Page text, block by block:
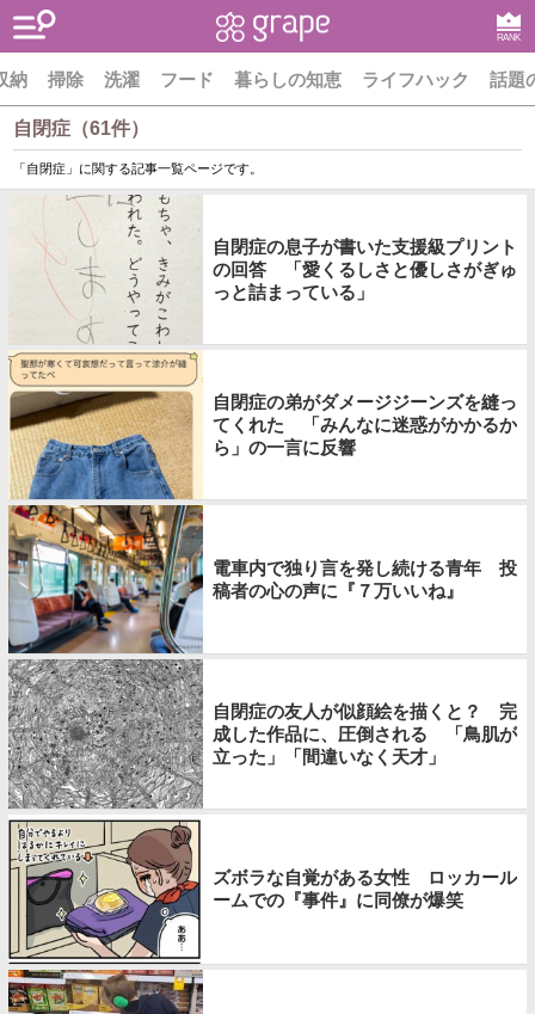
RANK
納 掃除 洗濯 フード 暮らしの知恵 ライフハック 話題
自閉症（61件）
「自閉症」に関する記事一覧ページです。
自閉症の息子が書いた支援級プリント
の回答 「愛くるしさと優しさがぎゅ
っと詰まっている」
自閉症の弟がダメージジーンズを縫っ
てくれた 「みんなに迷惑がかかるか
ら」の一言に反響
電車内で独り言を発し続ける青年 投
稿者の心の声に『７万いいね』
自閉症の友人が似顔絵を描くと？ 完
成した作品に、圧倒される 「鳥肌が
立った」「間違いなく天才」
ズボラな自覚がある女性 ロッカール
ームでの『事件』に同僚が爆笑